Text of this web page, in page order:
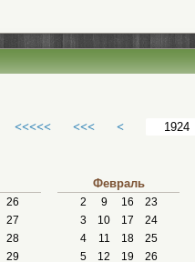
<<<<< <<< <
26
27
28
29
Февраль
2 9 16
23
3
10 17
24
4
11 18
25
5
12 19
26